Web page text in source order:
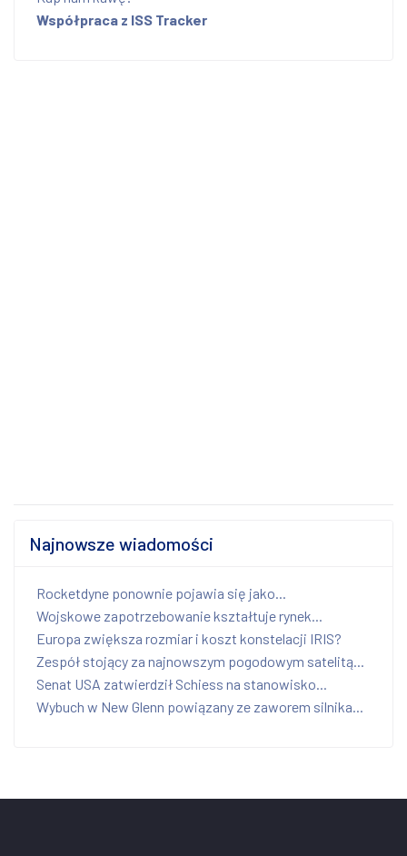
Współpraca z ISS Tracker
Najnowsze wiadomości
Rocketdyne ponownie pojawia się jako...
Wojskowe zapotrzebowanie kształtuje rynek...
Europa zwiększa rozmiar i koszt konstelacji IRIS?
Zespół stojący za najnowszym pogodowym satelitą...
Senat USA zatwierdził Schiess na stanowisko...
Wybuch w New Glenn powiązany ze zaworem silnika...